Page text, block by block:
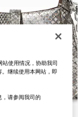
使用情况，协助我司
继续使用本网站，即
，请参阅我司的